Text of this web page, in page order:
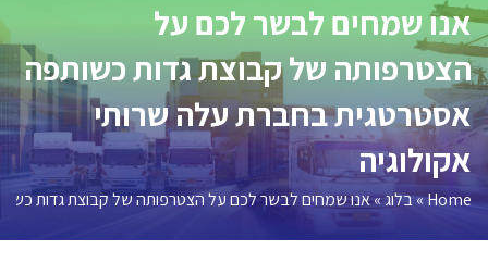
אנו שמחים לבשר לכם על
הצטרפותה של קבוצת גדות כשותפה
אסטרטגית בחברת עלה שרותי
אקולוגיה
Home
»בלוג»אנו שמחים לבשר לכם על הצטרפותה של קבוצת גדות